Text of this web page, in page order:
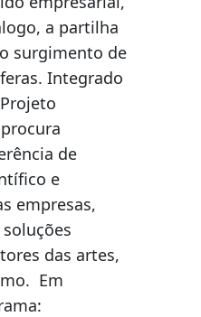
a partilha
surgimento de
Integrado
de
e
empresas,
das artes,
Em